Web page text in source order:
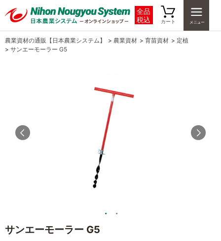
全品
税込
カート
農業資材の通販【日本農業システム】 > 農業資材 > 育苗資材 > 定植
> サンエーモーラー G5
サンエーモーラー G5